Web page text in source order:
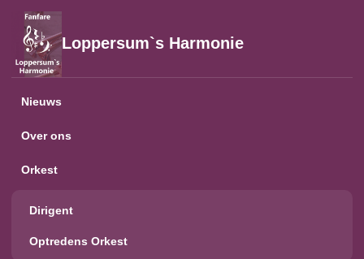
Loppersum`s Harmonie
Nieuws
Over ons
Orkest
Dirigent
Optredens Orkest